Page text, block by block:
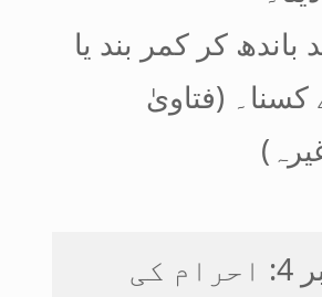
باندھ کر کمر بند یا
(فتاویٰ
سوال نمبر 4: احرام کی